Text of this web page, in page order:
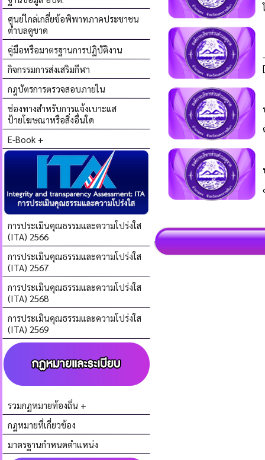
ศูนย์ไกล่เกลี่ยข้อพิพาทภาคประชาชน
ตำบลคูขาด
คู่มือหรือมาตรฐานการปฏิบัติงาน
กิจกรรมการส่งเสริมกีฬา
กฎบัตรการตรวจสอบภายใน
ช่องทางสำหรับการแจ้งเบาะแส
ป้ายโฆษณาหรือสิ่งอื่นใด
E-Book +
การประเมินคุณธรรมและความโปร่งใส
(ITA) 2566
การประเมินคุณธรรมและความโปร่งใส
(ITA) 2567
การประเมินคุณธรรมและความโปร่งใส
(ITA) 2568
การประเมินคุณธรรมและความโปร่งใส
(ITA) 2569
รวมกฏหมายท้องถิ่น +
กฏหมายที่เกี่ยวข้อง
มาตรฐานกำหนดตำแหน่ง